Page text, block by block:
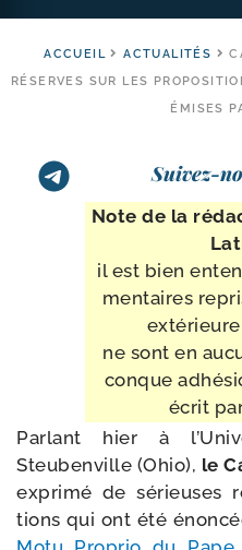
ACCUEIL ACTUALITÉS
RÉSERVES SUR LES
ÉMISES
Suivez-
Note de la
il est bien
men­taires
exté­rieure
ne sont en
conque
écrit
Parlant hier à
Steubenville (Ohio), le
expri­mé de sérieuses
tions qui ont été